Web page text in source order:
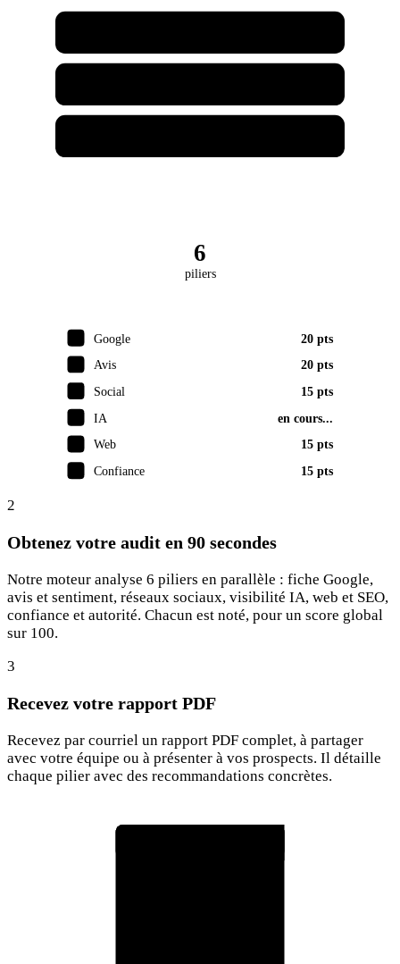
6
piliers
Google
20 pts
Avis
20 pts
Social
15 pts
IA en cours...
Web
15 pts
Confiance
15 pts
2
Obtenez votre audit en 90 secondes
Notre moteur analyse 6 piliers en parallèle : fiche Google,
avis et sentiment, réseaux sociaux, visibilité IA, web et SEO,
confiance et autorité. Chacun est noté, pour un score global
sur 100.
3
Recevez votre rapport PDF
Recevez par courriel un rapport PDF complet, à partager
avec votre équipe ou à présenter à vos prospects. Il détaille
chaque pilier avec des recommandations concrètes.